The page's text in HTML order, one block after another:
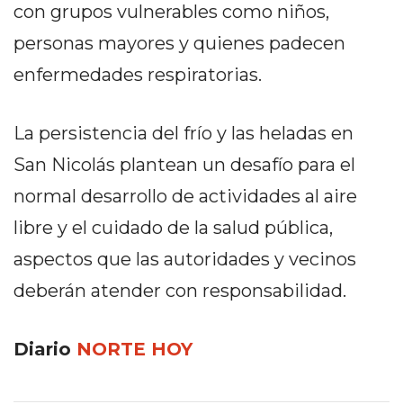
Y
CAMPANA
NOTICIAS
DE
DE
LA
AIRES)
MEJOR
con grupos vulnerables como niños,
personas mayores y quienes padecen
enfermedades respiratorias.
La persistencia del frío y las heladas en
San Nicolás plantean un desafío para el
normal desarrollo de actividades al aire
libre y el cuidado de la salud pública,
aspectos que las autoridades y vecinos
deberán atender con responsabilidad.
Diario NORTE HOY